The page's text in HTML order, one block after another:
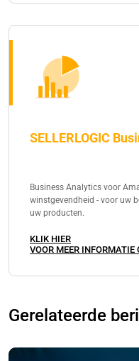
SELLERLOGIC
Business Analytics voor
winstgevendheid - voor uw
uw producten.
KLIK HIER
VOOR MEER
Gerelateerde